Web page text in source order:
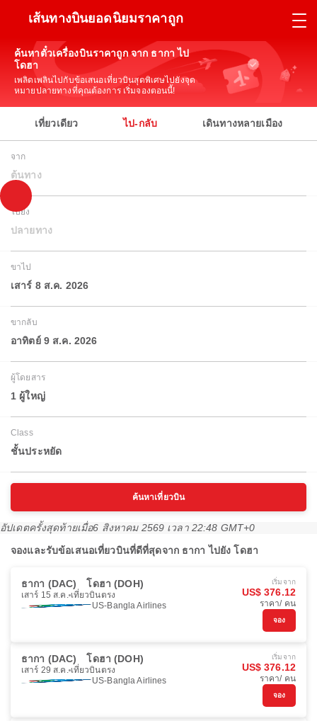
เส้นทางบินยอดนิยมราคาถูก
ค้นหาตั๋วเครื่องบินราคาถูก จาก ธากา ไป
โดฮา
เพลิดเพลินไปกับข้อเสนอเที่ยวบินสุดพิเศษไปยังจุด
หมายปลายทางที่คุณต้องการ เริ่มจองตอนนี้!
เที่ยวเดียว ไป-กลับ เดินทางหลายเมือง
จาก
ต้นทาง
ไปยัง
ปลายทาง
ขาไป
เสาร์ 8 ส.ค. 2026
ขากลับ
อาทิตย์ 9 ส.ค. 2026
ผู้โดยสาร
1 ผู้ใหญ่
Class
ชั้นประหยัด
ค้นหาเที่ยวบิน
อัปเดตครั้งสุดท้ายเมื่อ6 สิงหาคม 2569 เวลา 22:48 GMT+0
จองและรับข้อเสนอเที่ยวบินที่ดีที่สุดจาก ธากา ไปยัง โดฮา
ธากา (DAC) โดฮา (DOH)
เสาร์ 15 ส.ค. เที่ยวบินตรง
US-Bangla Airlines
เริ่มจาก
US$ 376.12
ราคา/ คน
จอง
ธากา (DAC) โดฮา (DOH)
เสาร์ 29 ส.ค. เที่ยวบินตรง
US-Bangla Airlines
เริ่มจาก
US$ 376.12
ราคา/ คน
จอง